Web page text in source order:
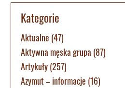
Kategorie
Aktualne (47)
Aktywna męska grupa (87)
Artykuły(257)
Azymut – informacje (16)